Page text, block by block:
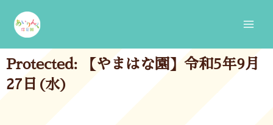
content
Protected: 【やまはな園】令和5年9月
27日(水)